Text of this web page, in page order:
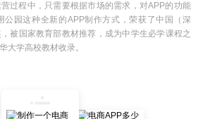
过程中，只需要根据市场的需求，对APP的功能
公园这种全新的APP制作方式，荣获了中国（深
被国家教育部教材推荐，成为中学生必学课程之
大学高校教材收录。